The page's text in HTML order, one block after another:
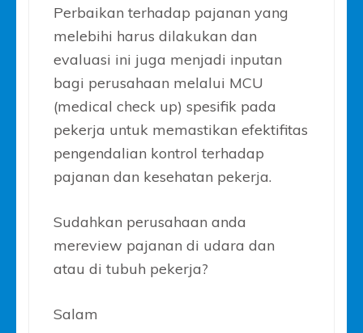
Perbaikan terhadap pajanan yang
melebihi harus dilakukan dan
evaluasi ini juga menjadi inputan
bagi perusahaan melalui MCU
(medical check up) spesifik pada
pekerja untuk memastikan efektifitas
pengendalian kontrol terhadap
pajanan dan kesehatan pekerja.
Sudahkan perusahaan anda
mereview pajanan di udara dan
atau di tubuh pekerja?
Salam